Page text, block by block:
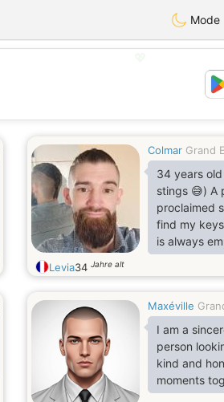
Mode
Colmar Grand
34 years
stings 😅) A
proclaimed
find my
is always
I cook…
sport. 🎬
of humor
the ones
straight
Levia34 Jahre alt
Maxéville
I am a
person
kind and
moments